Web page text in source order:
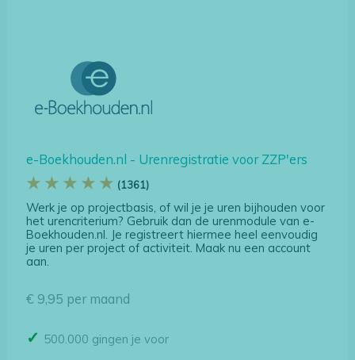
e-Boekhouden.nl - Urenregistratie voor ZZP'ers
★ ★ ★ ★ ★ (1361)
Werk je op projectbasis, of wil je je uren bijhouden voor
het urencriterium? Gebruik dan de urenmodule van e-
Boekhouden.nl. Je registreert hiermee heel eenvoudig
je uren per project of activiteit. Maak nu een account
aan.
€ 9,95 per maand
500.000 gingen je voor